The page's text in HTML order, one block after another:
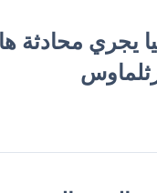
يجري محادثة